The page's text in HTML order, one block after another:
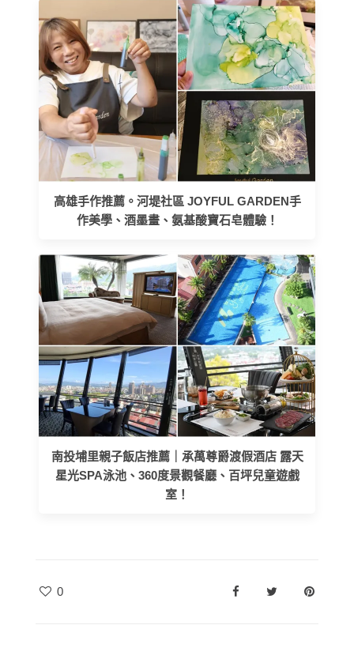
高雄手作推薦。河堤社區 JOYFUL GARDEN手
作美學、酒墨畫、氨基酸寶石皂體驗！
南投埔里親子飯店推薦｜承萬尊爵渡假酒店 露天
星光SPA泳池、360度景觀餐廳、百坪兒童遊戲
室！
0